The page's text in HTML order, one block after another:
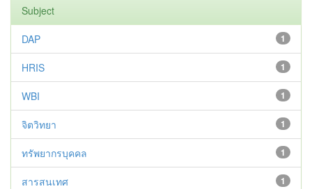
Subject
1
DAP
1
HRIS
1
WBI
1
จิตวิทยา
1
ทรัพยากรบุคคล
1
สารสนเทศ